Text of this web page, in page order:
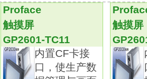
多个输入项目，可指定输入顺
群组)GP2600-TC11
个别设定参数显示变更时，可
自动弹跳键盘的位置，可更弹
高画质画面解析功能菜单初学
程设计。
Proface
触摸屏
GP2601-TC11
内置CF卡接
口，使生产数
触摸屏